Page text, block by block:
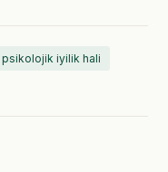
psikolojik iyilik hali